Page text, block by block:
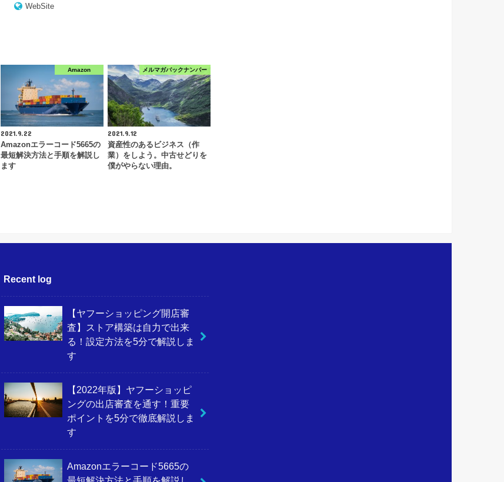
WebSite
Amazon
2021.9.22
Amazonエラーコード5665の
最短解決方法と手順を解説し
ます
メルマガバックナンバー
2021.9.12
資産性のあるビジネス（作
業）をしよう。中古せどりを
僕がやらない理由。
Recent log
【ヤフーショッピング開店審
査】ストア構築は自力で出来
る！設定方法を5分で解説しま
す
【2022年版】ヤフーショッピ
ングの出店審査を通す！重要
ポイントを5分で徹底解説しま
す
Amazonエラーコード5665の